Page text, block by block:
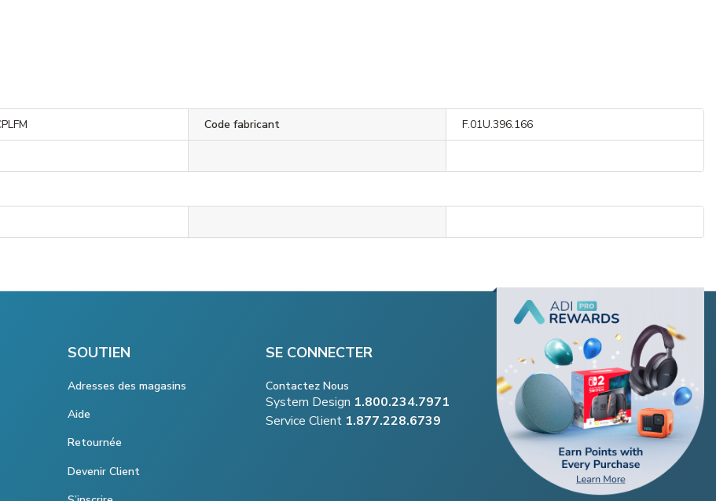
Code fabricant F.01U.396.166
SOUTIEN
Adresses des magasins
Aide
Retournée
Devenir Client
SE CONNECTER
Contactez Nous
System Design 1.800.234.7971
Service Client 1.877.228.6739